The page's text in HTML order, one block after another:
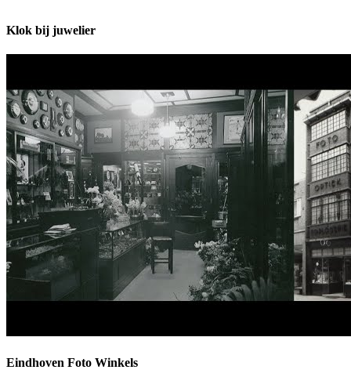
Klok bij juwelier
Eindhoven Foto Winkels